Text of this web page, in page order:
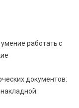
работать с
документов: